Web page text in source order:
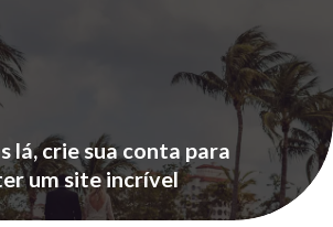
lá, crie sua conta para
um site incrível